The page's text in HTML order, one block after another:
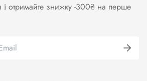
і отримайте знижку -300₴ на перше